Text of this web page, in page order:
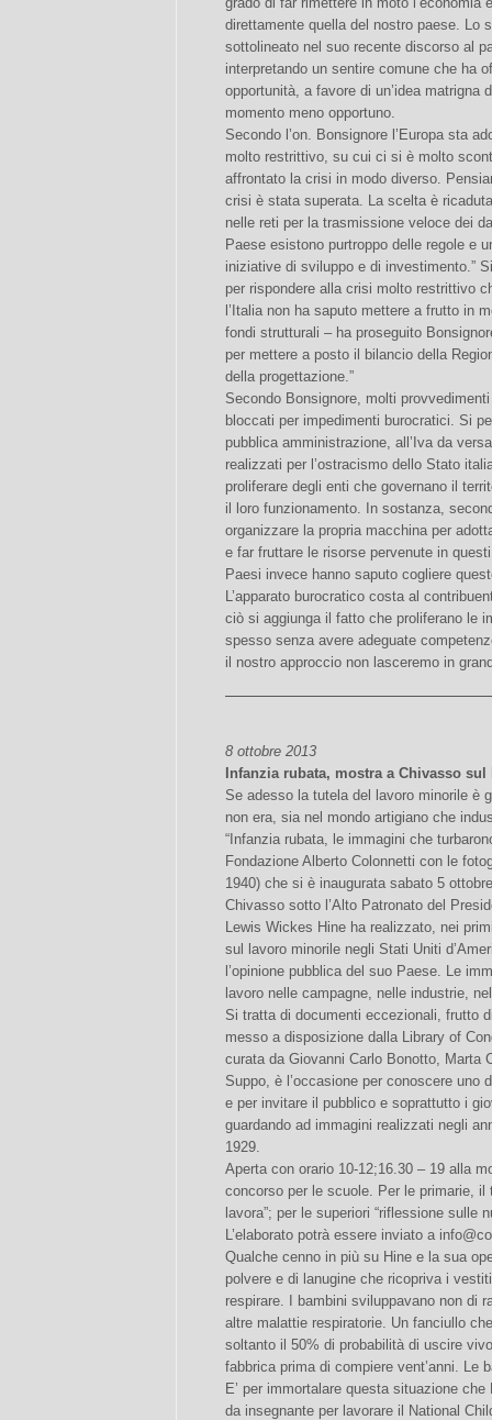
direttamente quella del nostro paese. Lo
sottolineato nel suo recente discorso al
interpretando un sentire comune che ha
opportunità, a favore di un’idea matrigna
momento meno opportuno.
Secondo l’on. Bonsignore l’Europa sta
molto restrittivo, su cui ci si è molto
affrontato la crisi in modo diverso.
crisi è stata superata. La scelta è
nelle reti per la trasmissione veloce dei
Paese esistono purtroppo delle regole e
iniziative di sviluppo e di investimento.”
per rispondere alla crisi molto restrittivo
l’Italia non ha saputo mettere a frutto in
fondi strutturali – ha proseguito
per mettere a posto il bilancio della
della progettazione.”
Secondo Bonsignore, molti
bloccati per impedimenti burocratici. Si
pubblica amministrazione, all’Iva da
realizzati per l’ostracismo dello Stato
proliferare degli enti che governano il
il loro funzionamento. In sostanza,
organizzare la propria macchina per
e far fruttare le risorse pervenute in
Paesi invece hanno saputo cogliere
L’apparato burocratico costa al
ciò si aggiunga il fatto che proliferano le
spesso senza avere adeguate
il nostro approccio non lasceremo in
8 ottobre 2013
Infanzia rubata, mostra a Chivasso
Se adesso la tutela del lavoro minorile è
non era, sia nel mondo artigiano che
“Infanzia rubata, le immagini che
Fondazione Alberto Colonnetti con le
1940) che si è inaugurata sabato 5
Chivasso sotto l’Alto Patronato del
Lewis Wickes Hine ha realizzato, nei
sul lavoro minorile negli Stati Uniti
l’opinione pubblica del suo Paese. Le
lavoro nelle campagne, nelle industrie,
Si tratta di documenti eccezionali, frutto
messo a disposizione dalla Library of
curata da Giovanni Carlo Bonotto, Marta
Suppo, è l’occasione per conoscere
e per invitare il pubblico e soprattutto i
guardando ad immagini realizzati negli
1929.
Aperta con orario 10-12;16.30 – 19 alla
concorso per le scuole. Per le primarie, il
lavora”; per le superiori “riflessione sulle
L’elaborato potrà essere inviato a
Qualche cenno in più su Hine e la sua
polvere e di lanugine che ricopriva i
respirare. I bambini sviluppavano non di
altre malattie respiratorie. Un fanciullo
soltanto il 50% di probabilità di uscire
fabbrica prima di compiere vent’anni. Le
E’ per immortalare questa situazione
da insegnante per lavorare il National